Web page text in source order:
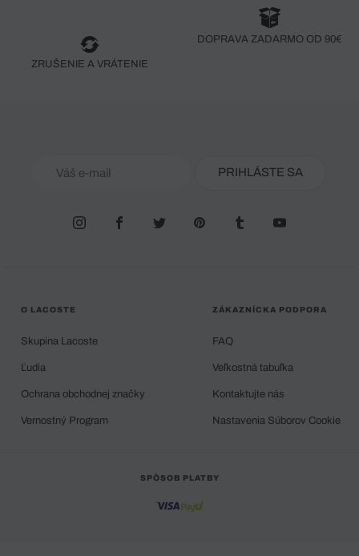
ZRUŠENIE A VRÁTENIE
DOPRAVA ZADARMO OD 90€
PRIHLÁSTE SA
O LACOSTE
Skupina Lacoste
Ľudia
Ochrana obchodnej značky
Vernostný Program
ZÁKAZNÍCKA PODPORA
FAQ
Veľkostná tabuľka
Kontaktujte nás
Nastavenia Súborov Cookie
SPÔSOB PLATBY